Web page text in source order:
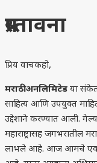
प्रस्तावना
प्रिय वाचकहो,
मराठी अनलिमिटेड या
साहित्य आणि उपयुक्त
उद्देशाने करण्यात आली.
महाराष्ट्रासह जगभरातील
लाभले आहे. आज आमचे एक